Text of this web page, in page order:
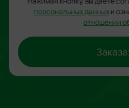
персональных данныхи
отношении